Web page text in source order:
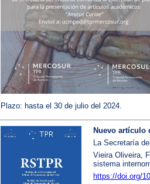
Plazo: hasta el 30 de julio del 2024.
Nuevo artículo
La Secretaría
Vieira Oliveira,
sistema
https://doi.org/